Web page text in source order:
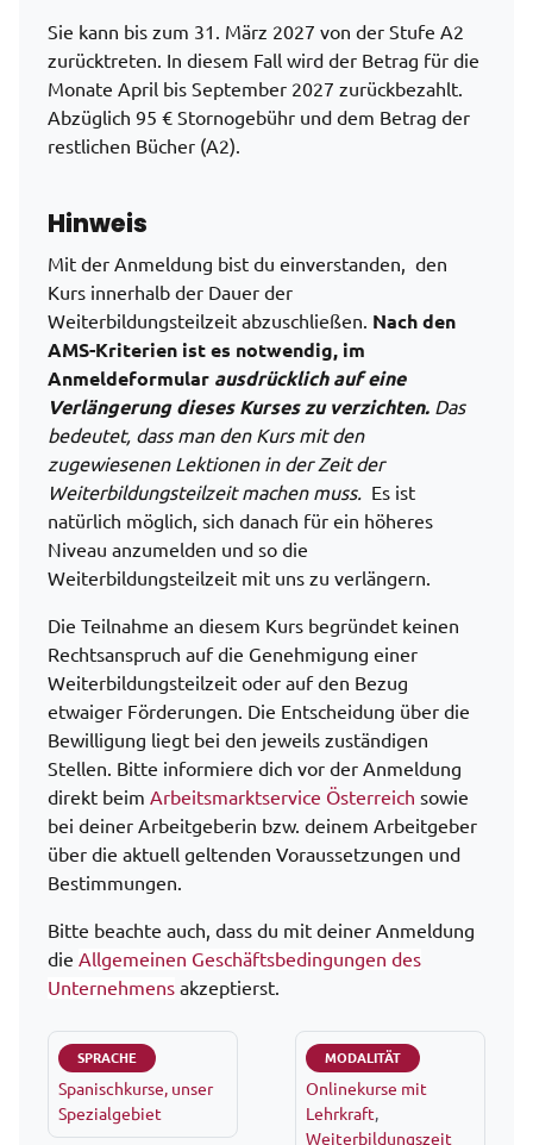
Sie kann bis zum 31. März 2027 von der Stufe A2
zurücktreten. In diesem Fall wird der Betrag für die
Monate April bis September 2027 zurückbezahlt.
Abzüglich 95 € Stornogebühr und dem Betrag der
restlichen Bücher (A2).
Hinweis
Mit der Anmeldung bist du einverstanden, den
Kurs innerhalb der Dauer der
Weiterbildungsteilzeit abzuschließen. Nach den
AMS-Kriterien ist es notwendig, im
Anmeldeformular ausdrücklich auf eine
Verlängerung dieses Kurses zu verzichten. Das
bedeutet, dass man den Kurs mit den
zugewiesenen Lektionen in der Zeit der
Weiterbildungsteilzeit machen muss. Es ist
natürlich möglich, sich danach für ein höheres
Niveau anzumelden und so die
Weiterbildungsteilzeit mit uns zu verlängern.
Die Teilnahme an diesem Kurs begründet keinen
Rechtsanspruch auf die Genehmigung einer
Weiterbildungsteilzeit oder auf den Bezug
etwaiger Förderungen. Die Entscheidung über die
Bewilligung liegt bei den jeweils zuständigen
Stellen. Bitte informiere dich vor der Anmeldung
direkt beim Arbeitsmarktservice Österreich sowie
bei deiner Arbeitgeberin bzw. deinem Arbeitgeber
über die aktuell geltenden Voraussetzungen und
Bestimmungen.
Bitte beachte auch, dass du mit deiner Anmeldung
die Allgemeinen Geschäftsbedingungen des
Unternehmens akzeptierst.
SPRACHE
Spanischkurse, unser
Spezialgebiet
MODALITÄT
Onlinekurse mit
Lehrkraft,
Weiterbildungszeit